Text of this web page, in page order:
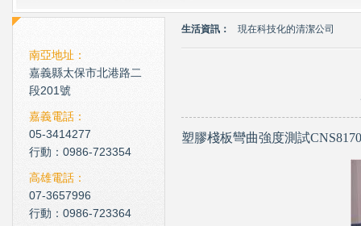
南亞地址：
嘉義縣太保市北港路二
段201號
嘉義電話：
05-3414277
行動：0986-723354
高雄電話：
07-3657996
行動：0986-723364
生活資訊： 現在科技化的清潔公司
環保材質的使用已經成為全
塑膠棧板彎曲強度測試CNS8170